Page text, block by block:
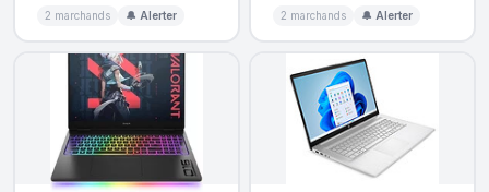
2 marchands 🔔 Alerter 2 marchands 🔔 Alerter